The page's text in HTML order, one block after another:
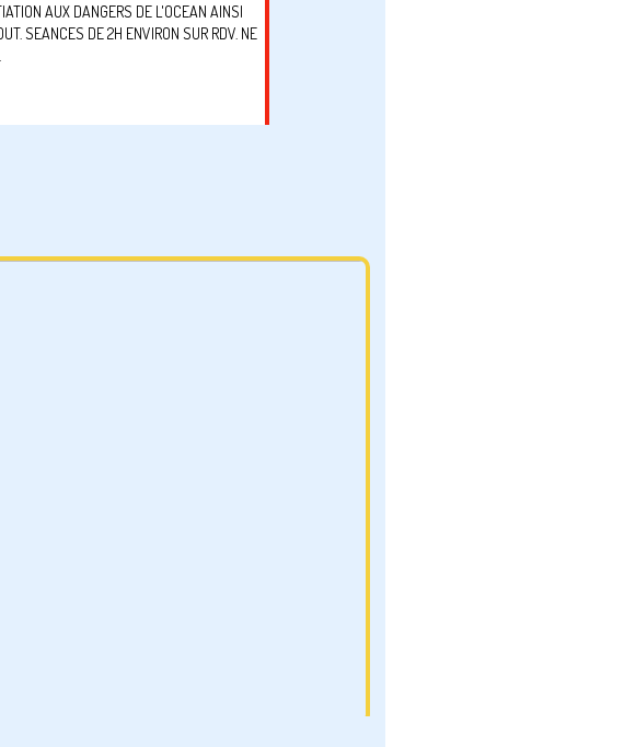
AUX DANGERS DE L'OCEAN AINSI
SEANCES DE 2H ENVIRON SUR RDV. NE